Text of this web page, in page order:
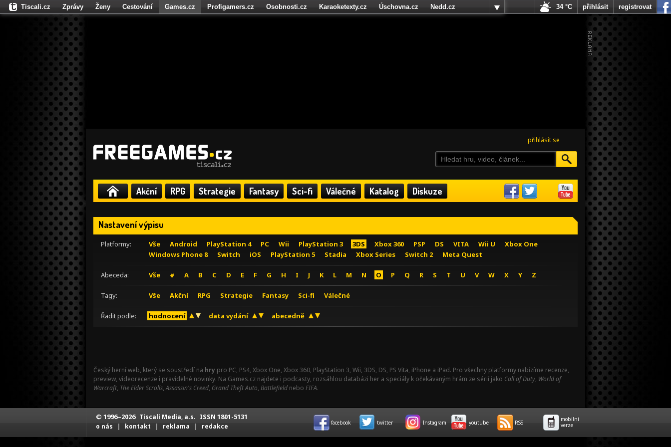
přihlásit se
Akční RPG Strategie Fantasy Sci-fi Válečné Katalog Diskuze
Nastavení výpisu
Platformy: Vše Android PlayStation 4 PC Wii PlayStation 3 3DS Xbox 360 PSP DS VITA Wii U
Xbox One
Windows Phone 8
Switch iOS PlayStation 5 Stadia Xbox Series Switch 2 Meta Quest
Abeceda: Vše # A B C D E F G H I J K L M N O P Q R S T U V W X Y Z
Tagy: Vše Akční RPG Strategie Fantasy Sci-fi Válečné
Řadit podle: hodnocení data vydání abecedně
Český herní web, který se soustředí na hry pro PC, PS4, Xbox One, Xbox 360, PlayStation 3, Wii, 3DS, DS, PS Vita, iPhone a iPad. Pro všechny platformy nabízíme recenze,
preview, videorecenze i pravidelné novinky. Na Games.cz najdete i podcasty, rozsáhlou databázi her a speciály k očekávaným hrám ze sérií jako Call of Duty, World of
Warcraft, The Elder Scrolls,Assassin's Creed, Grand Theft Auto, Battlefield nebo FIFA.
Tiscali.cz Zprávy Ženy Cestování Games.cz Profigamers.cz Osobnosti.cz Karaoketexty.cz Úschovna.cz
Nedd.cz
Fights.cz
34 °C přihlásit registrovat
© 1996–2026 Tiscali Media, a.s. ISSN 1801-5131
o nás | kontakt | reklama | redakce facebook twitter Instagram youtube RSS
mobilní
verze